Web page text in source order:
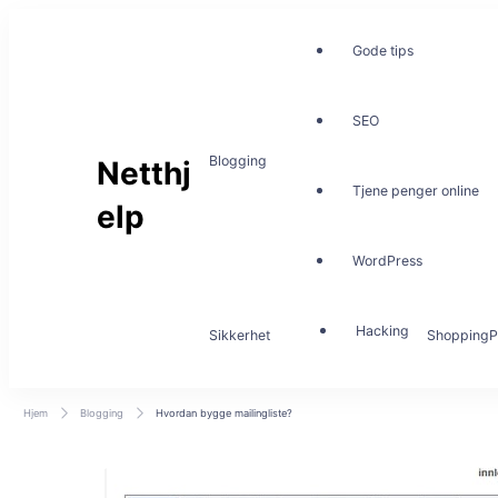
Netthj
elp
Blogging
Gode tips
SEO
Tjene penger online
WordPress
Sikkerhet Hacking Shopping
Hjem Blogging Hvordan bygge mailingliste?